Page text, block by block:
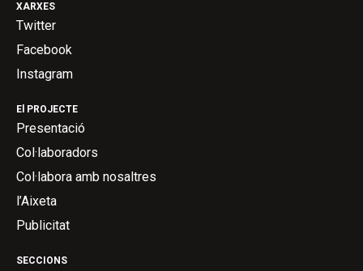
SECCIONS
El PROJECTE
Presentació
Col·laboradors
Col·labora amb nosaltres
l’Aixeta
Publicitat
XARXES
Twitter
Facebook
Instagram